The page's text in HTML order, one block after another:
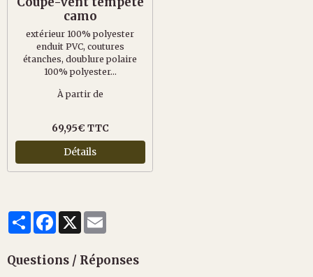
camo
extérieur 100% polyester
enduit PVC, coutures
étanches, doublure polaire
100% polyester...
À partir de
69,95€ TTC
Détails
PartagerFacebook
X
Questions / Réponses